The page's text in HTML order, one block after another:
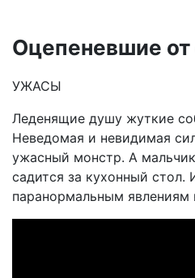
Оцепеневшие от
УЖАСЫ
Леденящие душу жуткие
Неведомая и невидимая
ужасный монстр. А
садится за кухонный
паранормальным явлениям